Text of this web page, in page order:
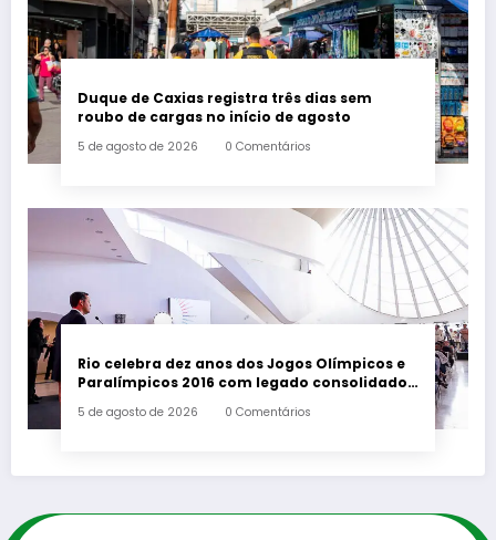
Duque de Caxias registra três dias sem
roubo de cargas no início de agosto
5 de agosto de 2026 0 Comentários
Rio celebra dez anos dos Jogos Olímpicos e
Paralímpicos 2016 com legado consolidado
5 de agosto de 2026 0 Comentários